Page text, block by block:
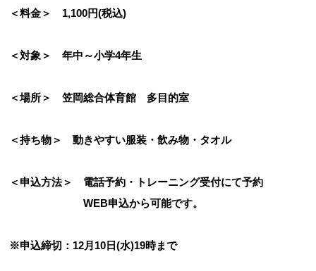
＜料金＞ 1,100円(税込)
＜対象＞ 年中～小学4年生
＜場所＞ 笠岡総合体育館 多目的室
＜持ち物＞ 動きやすい服装・飲み物・タオル
＜申込方法＞ 電話予約・トレーニング受付にて予約
WEB申込から可能です。
※申込締切：12月10日(水)19時まで